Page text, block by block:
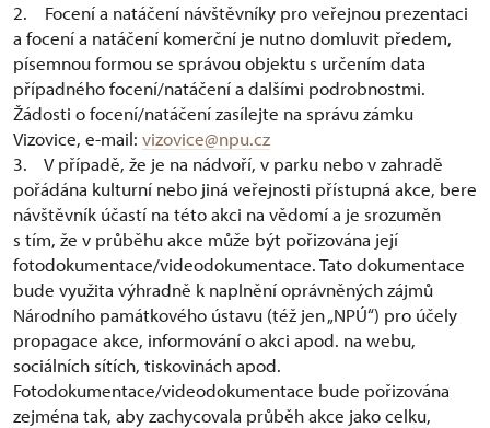
2. Focení a natáčení návštěvníky pro veřejnou prezentaci
a focení a natáčení komerční je nutno domluvit předem,
písemnou formou se správou objektu s určením data
případného focení/natáčení a dalšími podrobnostmi.
Žádosti o focení/natáčení zasílejte na správu zámku
Vizovice, e-mail: vizovice@npu.cz
3. V případě, že je na nádvoří, v parku nebo v zahradě
pořádána kulturní nebo jiná veřejnosti přístupná akce, bere
návštěvník účastí na této akci na vědomí a je srozuměn
s tím, že v průběhu akce může být pořizována její
fotodokumentace/videodokumentace. Tato dokumentace
bude využita výhradně k naplnění oprávněných zájmů
Národního památkového ústavu (též jen „NPÚ“) pro účely
propagace akce, informování o akci apod. na webu,
sociálních sítích, tiskovinách apod.
Fotodokumentace/videodokumentace bude pořizována
zejména tak, aby zachycovala průběh akce jako celku,